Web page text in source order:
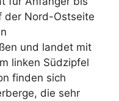
der Nord-Ostseite
und landet mit
linken Südzipfel
finden sich
die sehr